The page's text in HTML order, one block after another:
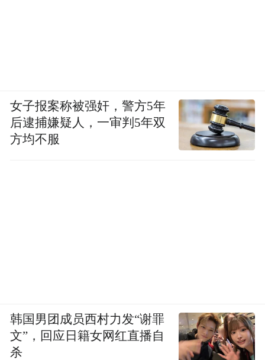
女子报案称被强奸，警方5年
后逮捕嫌疑人，一审判5年双
方均不服
韩国男团成员西村力发“谢罪
文”，回应日籍女网红直播自
杀